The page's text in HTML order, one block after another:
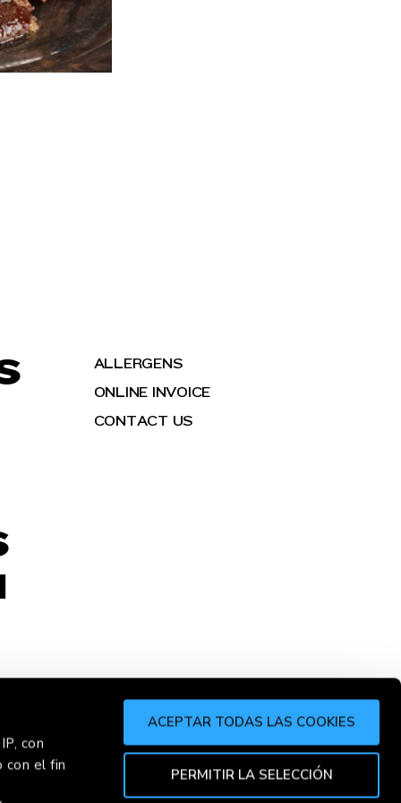
con
con el fin
ACEPTAR TODAS LAS COOKIES
PERMITIR LA SELECCIÓN
ALLERGENS
ONLINE INVOICE
CONTACT US